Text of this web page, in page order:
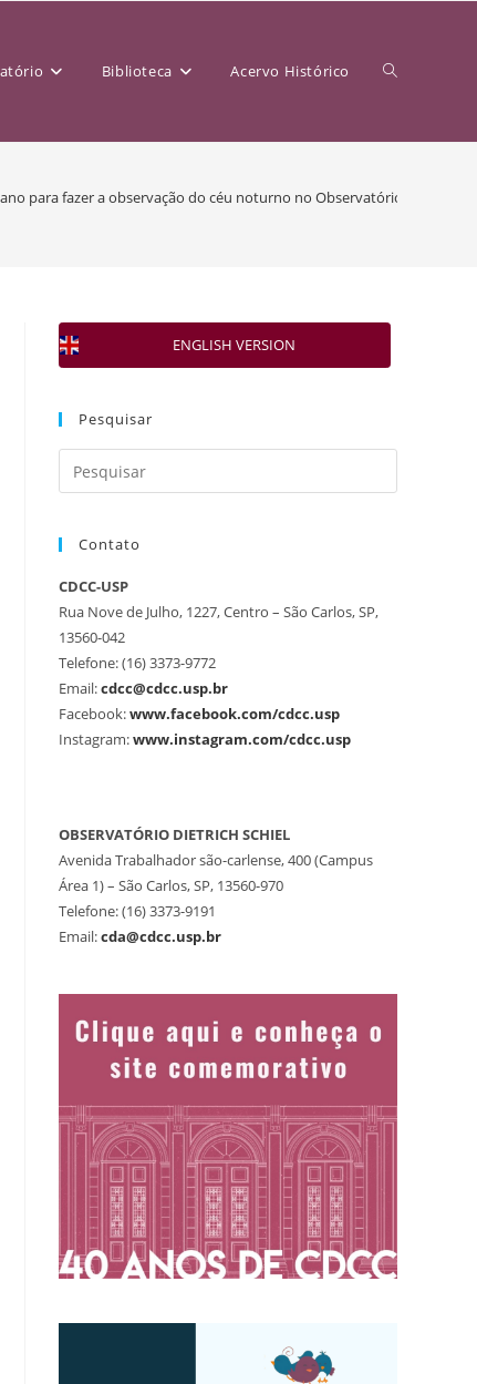
Biblioteca Acervo Histórico
para fazer a observação do céu noturno no Observatório da USP
ENGLISH VERSION
Pesquisar
Contato
CDCC-USP
Rua Nove de Julho, 1227, Centro – São Carlos, SP,
13560-042
Telefone: (16) 3373-9772
Email:cdcc@cdcc.usp.br
Facebook:www.facebook.com/cdcc.usp
Instagram:www.instagram.com/cdcc.usp
OBSERVATÓRIO DIETRICH SCHIEL
Avenida Trabalhador são-carlense, 400 (Campus
Área 1) – São Carlos, SP, 13560-970
Telefone: (16) 3373-9191
Email:cda@cdcc.usp.br